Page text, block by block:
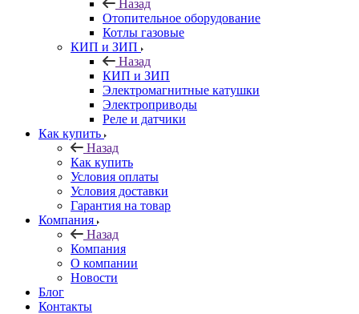
Назад
Отопительное оборудование
Котлы газовые
КИП и ЗИП
Назад
КИП и ЗИП
Электромагнитные катушки
Электроприводы
Реле и датчики
Как купить
Назад
Как купить
Условия оплаты
Условия доставки
Гарантия на товар
Компания
Назад
Компания
О компании
Новости
Блог
Контакты